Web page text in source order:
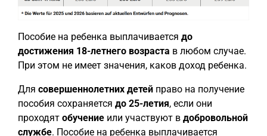
Пособие на ребенка выплачивается до
достижения 18-летнего возраста в любом случае.
При этом не имеет значения, каков доход ребенка.
Для совершеннолетних детей право на получение
пособия сохраняется до 25-летия, если они
проходят обучение или участвуют в добровольной
службе. Пособие на ребенка выплачивается